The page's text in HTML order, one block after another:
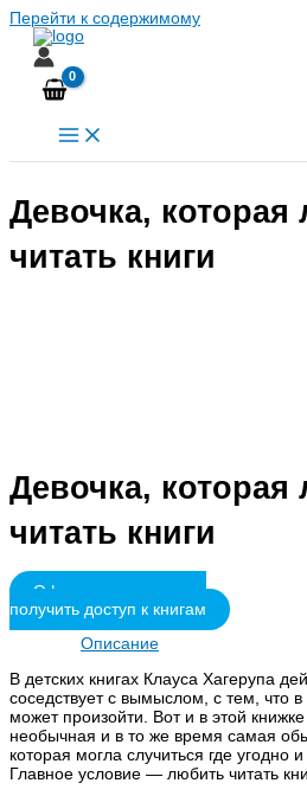
Перейти к содержимому
Девочка,
читать книги
Девочка,
читать книги
Оформить подписку и
получить доступ к книгам
Описание
В детских книгах Клауса Хагерупа
соседствует с вымыслом, с тем, что
может произойти. Вот и в этой
необычная и в то же время самая
которая могла случиться где угодно
Главное условие — любить читать